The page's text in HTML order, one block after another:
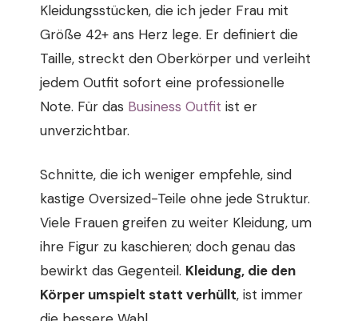
Kleidungsstücken, die ich jeder Frau mit
Größe 42+ ans Herz lege. Er definiert die
Taille, streckt den Oberkörper und verleiht
jedem Outfit sofort eine professionelle
Note. Für das Business Outfit ist er
unverzichtbar.
Schnitte, die ich weniger empfehle, sind
kastige Oversized-Teile ohne jede Struktur.
Viele Frauen greifen zu weiter Kleidung, um
ihre Figur zu kaschieren; doch genau das
bewirkt das Gegenteil. Kleidung, die den
Körper umspielt statt verhüllt, ist immer